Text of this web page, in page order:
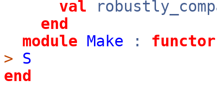
val
end
module Make : functor
>
S
end